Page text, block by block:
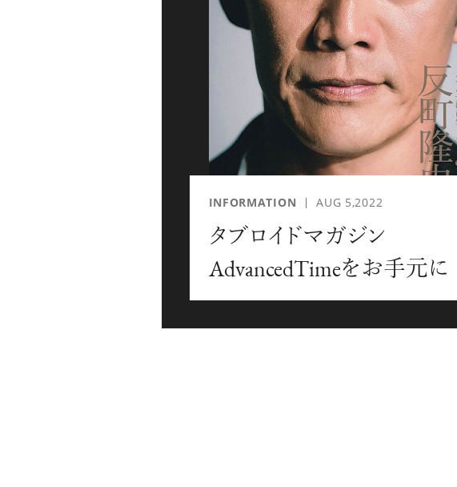
な会員限定イベント、ブランドのエクスクルーシブアイテムの紹介など、特
別なコンテンツ情報をメールマガジンでお届け致します。更に
『AdvancedTime』のタブロイドマガジンのご案内もあり、送付手数料のみを
ご負担いただくことでお手元で『AdvancedTime』をお楽しみいただけます。
一緒に『AdvancedTime』を楽しみましょう！
会員登録をする ログイン
INFORMATION AUG 5,2022
タブロイドマガジン
AdvancedTimeをお手元に